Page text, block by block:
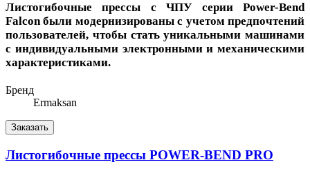
Листогибочные прессы с ЧПУ серии Power-Bend
Falcon были модернизированы с учетом предпочтений
пользователей, чтобы стать уникальными машинами
с индивидуальными электронными и механическими
характеристиками.
Бренд
Ermaksan
Заказать
Листогибочные прессы POWER-BEND PRO